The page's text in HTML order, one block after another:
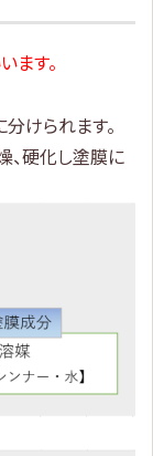
ます。
けられます。
、硬化し塗膜に